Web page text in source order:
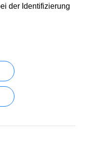
der Identifizierung